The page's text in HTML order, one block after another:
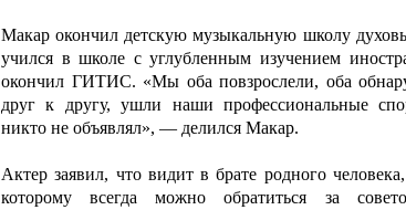
Макар окончил детскую музыкальную школу
учился в школе с углубленным изучением
окончил ГИТИС. «Мы оба повзрослели, оба
друг к другу, ушли наши профессиональные
никто не объявлял», — делился Макар.
Актер заявил, что видит в брате родного
которому всегда можно обратиться за